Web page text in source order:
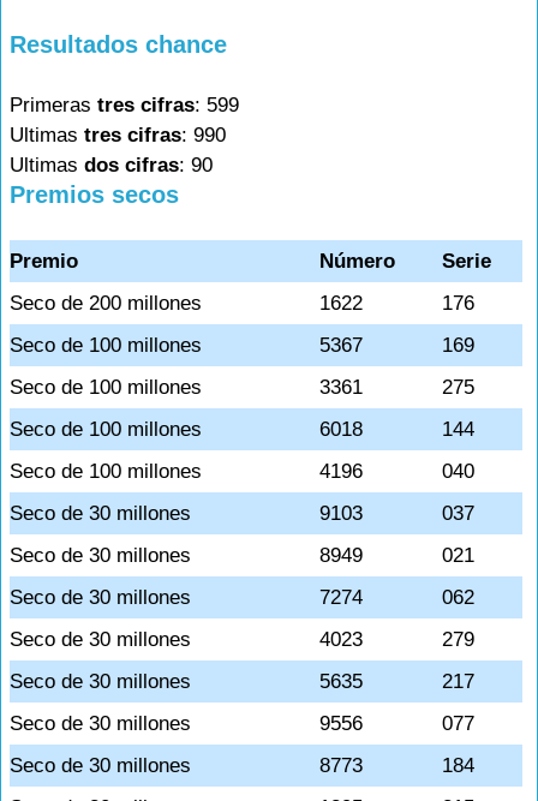
Resultados chance
Primeras tres cifras: 599
Ultimas tres cifras: 990
Ultimas dos cifras: 90
Premios secos
Premio Número
Serie
Seco de 200 millones
1622
176
Seco de 100 millones
5367
169
Seco de 100 millones
3361
275
Seco de 100 millones
6018
144
Seco de 100 millones
4196
040
Seco de 30 millones
9103
037
Seco de 30 millones
8949
021
Seco de 30 millones
7274
062
Seco de 30 millones
4023
279
Seco de 30 millones
5635
217
Seco de 30 millones
9556
077
Seco de 30 millones
8773
184